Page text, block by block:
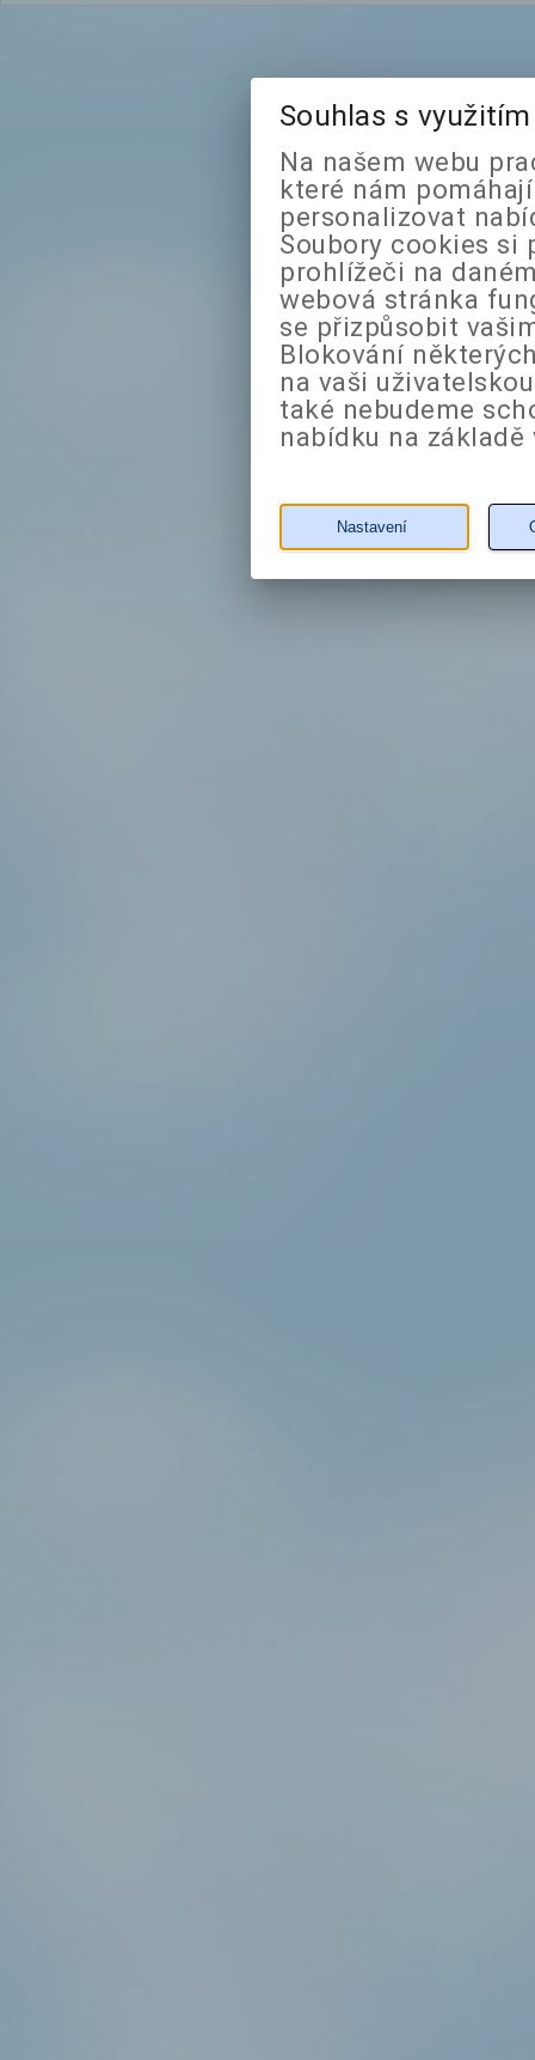
Souhlas s
Na našem webu
které nám
personalizovat
Soubory cookies si
prohlížeči na
webová stránka
se přizpůsobit
Blokování
na vaši
také nebudeme
nabídku na
Nastavení